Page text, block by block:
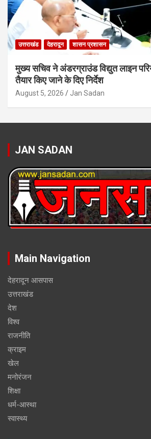
उत्तराखंड देहरादून शासन प्रशासन
मुख्य सचिव ने अंडरग्राउंड विद्युत लाइन
तैयार किए जाने के दिए निर्देश
August 5, 2026 Jan Sadan
JAN SADAN
Main Navigation
देहरादून आसपास
उत्तराखंड
देश
विश्व
राजनीति
क्राइम
खेल
मनोरंजन
शिक्षा
धर्म-आस्था
स्वास्थ्य